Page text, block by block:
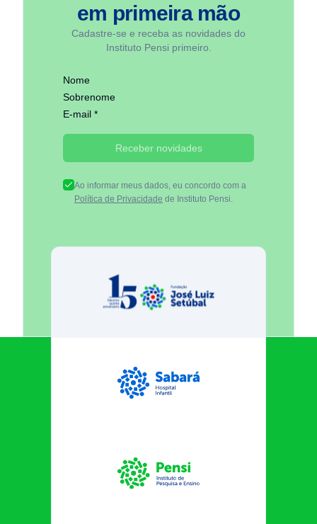
em primeira mão
Cadastre-se e receba as novidades do
Instituto Pensi primeiro.
Nome
Sobrenome
E-mail *
Receber novidades
Ao informar meus dados, eu concordo com a
Política de Privacidade de Instituto Pensi.
Fundação José Luiz Egydio
Sabará Hospital Infantil
Instituto Pensi